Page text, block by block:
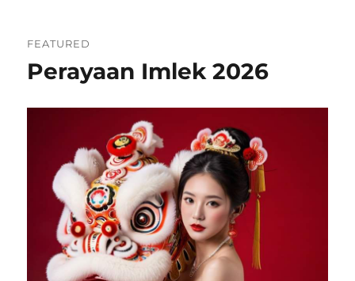
FEATURED
Perayaan Imlek 2026